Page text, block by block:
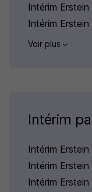
Intérim
Intérim Erstein
Voir plus
Intérim
Intérim Erstein
Intérim
Intérim